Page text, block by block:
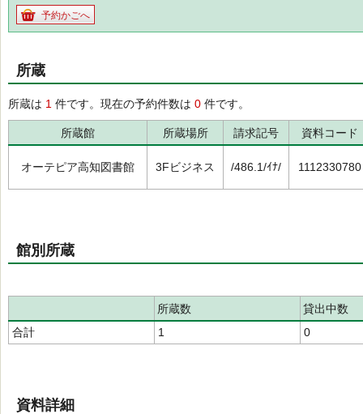
予約かごへ
所蔵
所蔵は 1 件です。現在の予約件数は 0 件です。
所蔵館 所蔵場所 請求記号 資料コード
オーテピア高知図書館 3Fビジネス /486.1/ｲﾅ/ 1112330780
館別所蔵
所蔵数
貸出中数
合計
1 0
資料詳細